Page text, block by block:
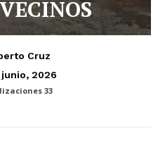
Cruz
junio, 2026
33